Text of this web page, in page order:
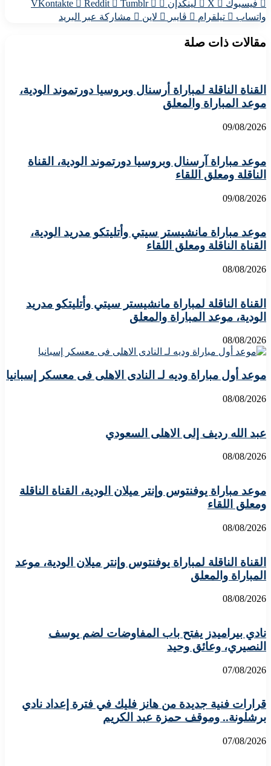
فيسبوك
X لينكدإن
واتساب
تيلقرام ڤايبر لاين مشاركة عبر البريد
مقالات ذات صلة
القناة الناقلة لمباراة أرسنال وبروسيا دورتموند الودية،
موعد المباراة والمعلق
09/08/2026
موعد مباراة آرسنال وبروسيا دورتموند الودية، القناة
الناقلة ومعلق اللقاء
09/08/2026
موعد مباراة مانشيستر سيتي وأتليتكو مدريد الودية،
القناة الناقلة ومعلق اللقاء
08/08/2026
القناة الناقلة لمباراة مانشيستر سيتي وأتليتكو مدريد
الودية، موعد المباراة والمعلق
08/08/2026
موعد أول مباراة وديه لـ النادى الاهلى فى معسكر إسبانيا
08/08/2026
عبد الله رديف إلى الاهلى السعودي
08/08/2026
موعد مباراة يوفنتوس وإنتر ميلان الودية، القناة الناقلة
ومعلق اللقاء
08/08/2026
القناة الناقلة لمباراة يوفنتوس وإنتر ميلان الودية، موعد
المباراة والمعلق
08/08/2026
نادي بيراميدز يفتح باب المفاوضات لضم يوسف
النصيري، وعائق وحيد
07/08/2026
قرارات فنية جديدة من هانز فليك في فترة إعداد نادي
برشلونة.. وموقف حمزة عبد الكريم
07/08/2026